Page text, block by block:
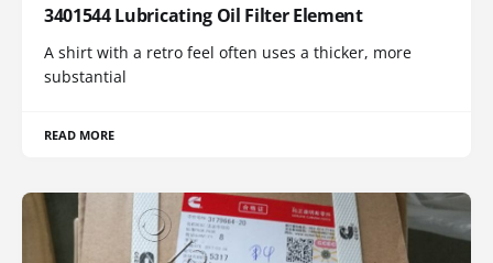
3401544 Lubricating Oil Filter Element
A shirt with a retro feel often uses a thicker, more
substantial
READ MORE